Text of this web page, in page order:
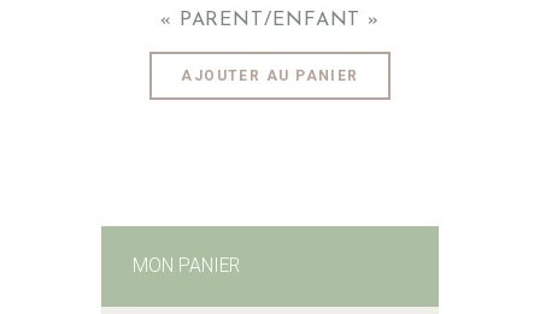
« PARENT/ENFANT »
AJOUTER AU PANIER
MON PANIER